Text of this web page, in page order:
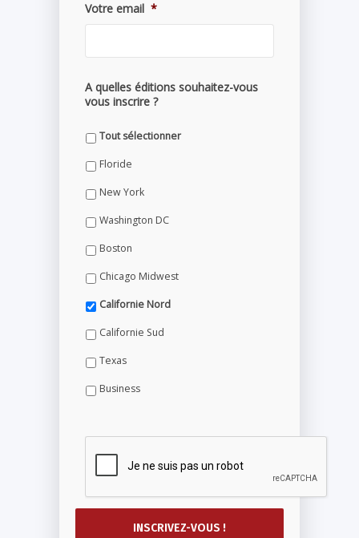
Votre email *
A quelles éditions souhaitez-vous
vous inscrire ?
Tout sélectionner
Floride
New York
Washington DC
Boston
Chicago Midwest
Californie Nord
Californie Sud
Texas
Business